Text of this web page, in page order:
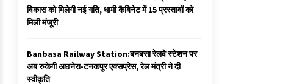
विकास को मिलेगी नई गति, धामी कैबिनेट में 15 प्रस्तावों को
मिली मंजूरी
Banbasa Railway Station:बनबसा रेलवे स्टेशन पर
अब रुकेगी अछनेरा-टनकपुर एक्सप्रेस, रेल मंत्री ने दी
स्वीकृति